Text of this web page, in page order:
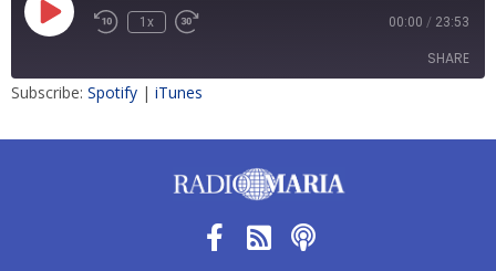
1x 00:00 / 23:53
SHARE
Subscribe: Spotify | iTunes